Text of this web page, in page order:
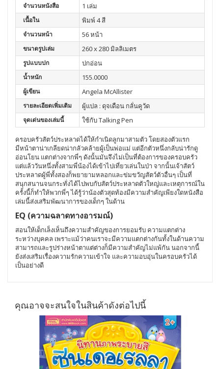
จำนวนหนังสือ 1 เล่ม
เนื้อใน พิมพ์ 4 สี
จำนวนหน้า 56 หน้า
ขนาดรูปเล่ม 260 x 280 มิลลิเมตร
รูปแบบปก ปกอ่อน
น้ำหนัก 155.0000
ผู้เขียน Angela McAllister
รายละเอียดเพิ่มเติม ผู้แปล : ดุจเดือน กลั่นคูวัด
จุดเด่นของเล่มนี้ ใช้กับ Talking Pen
ครอบครัวสัตว์ประหลาดได้ให้กำเนิดลูกมาสามตัว โดยสองตัวแรก
มีหน้าตาน่าเกลียดน่ากลัวคล้ายผู้เป็นพ่อแม่ แต่อีกตัวหนึ่งกลับน่ารักดู
อ่อนโยน แตกต่างจากพี่ๆ ดังนั้นมันจึงไม่เป็นที่ต้องการของครอบครัว
แต่แล้ววันหนึ่งทั้งสามพี่น้องได้เข้าไปเที่ยวเล่นในป่า จากนั้นเจ้าสัตว์
ประหลาดผู้พี่ทั้งสองก็พยายามหลอกและข่มขวัญสัตว์ตัวอื่นๆ เป็นที่
สนุกสนานจนกระทั่งได้ไปพบกับสัตว์ประหลาดตัวใหญ่และเหตุการณ์ใน
ครั้งนี้ก็ทำให้พวกพี่ๆ ได้รู้ว่าน้องตัวสุดท้องมีความสำคัญเพียงใดหนังสือ
เล่มนี้ส่งเสริมพัฒนาการของเด็กๆ ในด้าน
EQ (ความฉลาดทางอารมณ์)
สอนให้เด็กเล็งเห็นถึงความสำคัญของการยอมรับ ความแตกต่าง
ระหว่างบุคคล เพราะแม้ว่าคนเราจะมีความแตกต่างกันทั้งในด้านความ
สามารถและรูปร่างหน้าตาแต่ต่างก็มีความสำคัญไม่แพ้กัน นอกจากนี้
ยังส่งเสริมเรื่องความรักความเข้าใจ และความอบอุ่นในครอบครัวได้
เป็นอย่างดี
คุณอาจจะสนใจในสินค้าดังต่อไปนี้